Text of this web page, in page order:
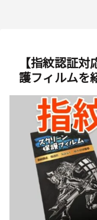
【指紋認証
護フィルムを